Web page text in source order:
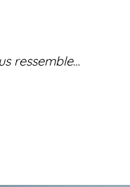
ressemble…